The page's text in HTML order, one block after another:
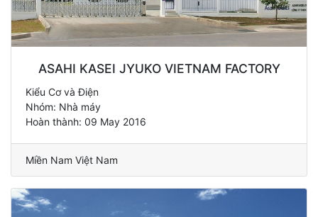
ASAHI KASEI JYUKO VIETNAM FACTORY
Kiểu Cơ và Điện
Nhóm: Nhà máy
Hoàn thành: 09 May 2016
Miền Nam Việt Nam